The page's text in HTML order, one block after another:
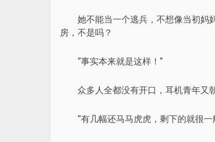
她不能当一个逃兵，不想像当初妈
房，不是吗？
“事实本来就是这样！”
众多人全都没有开口，耳机青年又
“有几幅还马马虎虎，剩下的就很